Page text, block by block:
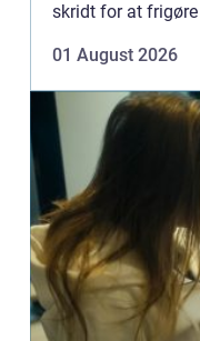
skridt for at
fejl...
01 August 2026